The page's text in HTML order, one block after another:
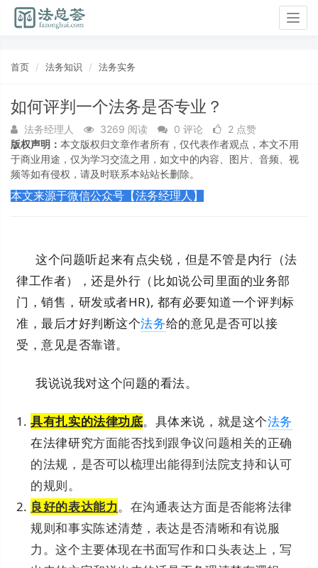
首页 法务知识 法务实务
如何评判一个法务是否专业？
法务经理人 3269 阅读 0 评论 2 点赞
版权声明： 本文版权归文章作者所有，仅代表作者观点，本文不用
于商业用途，仅为学习交流之用，如文中的内容、图片、音频、视
频等如有侵权，请及时联系本站站长删除。
本文来源于微信公众号【法务经理人】
这个问题听起来有点尖锐，但是不管是内行（法
律工作者），还是外行（比如说公司里面的业务部
门，销售，研发或者HR), 都有必要知道一个评判标
准，最后才好判断这个法务给的意见是否可以接
受，意见是否靠谱。
我说说我对这个问题的看法。
具有扎实的法律功底。具体来说，就是这个法务
在法律研究方面能否找到跟争议问题相关的正确
的法规，是否可以梳理出能得到法院支持和认可
的规则。
良好的表达能力。在沟通表达方面是否能将法律
规则和事实陈述清楚，表达是否清晰和有说服
力。这个主要体现在书面写作和口头表达上，写